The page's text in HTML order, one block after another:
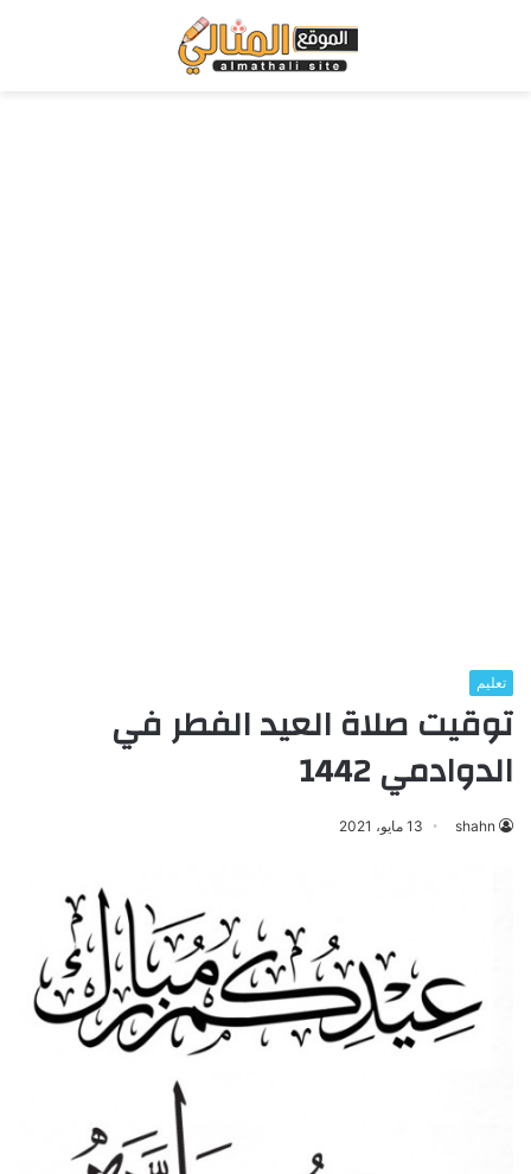
تعليم
توقيت صلاة العيد الفطر في
الدوادمي 1442
shahn 13 مايو، 2021